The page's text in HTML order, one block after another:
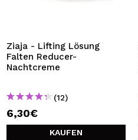
Ziaja - Lifting Lösung
Falten Reducer-
Nachtcreme
(12)
6,30€
KAUFEN